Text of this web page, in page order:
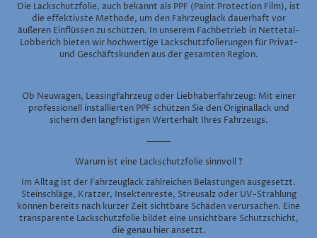
Die Lackschutzfolie, auch bekannt als PPF (Paint Protection Film), ist
die effektivste Methode, um den Fahrzeuglack dauerhaft vor
äußeren Einflüssen zu schützen. In unserem Fachbetrieb in Nettetal-
Lobberich bieten wir hochwertige Lackschutzfolierungen für Privat-
und Geschäftskunden aus der gesamten Region.
Ob Neuwagen, Leasingfahrzeug oder Liebhaberfahrzeug: Mit einer
professionell installierten PPF schützen Sie den Originallack und
sichern den langfristigen Werterhalt Ihres Fahrzeugs.
⸻
Warum ist eine Lackschutzfolie sinnvoll ?
Im Alltag ist der Fahrzeuglack zahlreichen Belastungen ausgesetzt.
Steinschläge, Kratzer, Insektenreste, Streusalz oder UV-Strahlung
können bereits nach kurzer Zeit sichtbare Schäden verursachen. Eine
transparente Lackschutzfolie bildet eine unsichtbare Schutzschicht,
die genau hier ansetzt.